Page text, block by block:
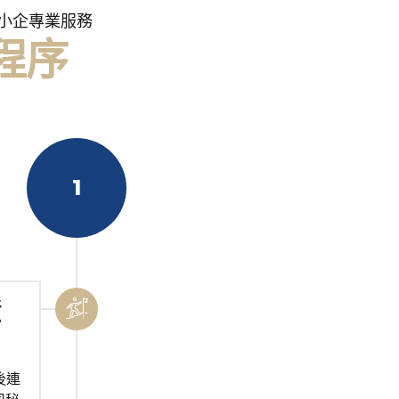
企專業服務
序
1
連